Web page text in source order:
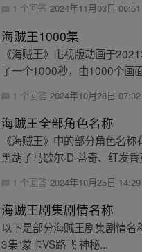
1 个回答2024年11月03日 00:51
海贼王1000集
《海贼王》电视版动画于
了一个1000秒，由1000个画
1 个回答 2024年10月28日 07:32
海贼王全部角色名称
《海贼王》中的部分角色名称
黑胡子马歇尔·D·蒂奇、红发
1 个回答 2024年10月25日 14:29
海贼王剧集剧情名称
以下是部分海贼王剧集剧情名
3集“蒙卡VS路飞 神秘...